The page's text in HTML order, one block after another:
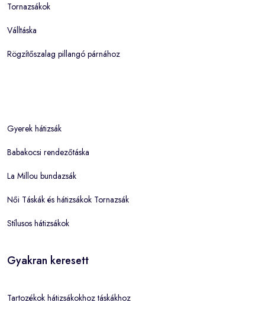
Tornazsákok
Válltáska
Rögzítőszalag pillangó párnához
Gyerek hátizsák
Babakocsi rendezőtáska
La Millou bundazsák
Női Táskák és hátizsákok Tornazsák
Stílusos hátizsákok
Gyakran keresett
Tartozékok hátizsákokhoz táskákhoz